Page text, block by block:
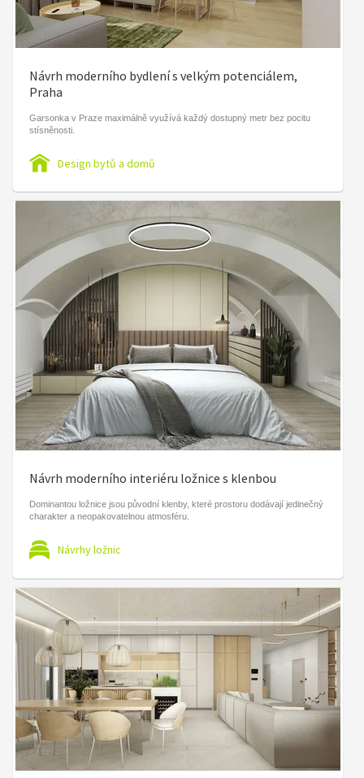
Návrh moderního bydlení s velkým potenciálem,
Praha
Garsonka v Praze maximálně využívá každý dostupný metr bez pocitu
stísněnosti.
Design bytů a domů
Návrh moderního interiéru ložnice s klenbou
Dominantou ložnice jsou původní klenby, které prostoru dodávají jedinečný
charakter a neopakovatelnou atmosféru.
Návrhy ložnic